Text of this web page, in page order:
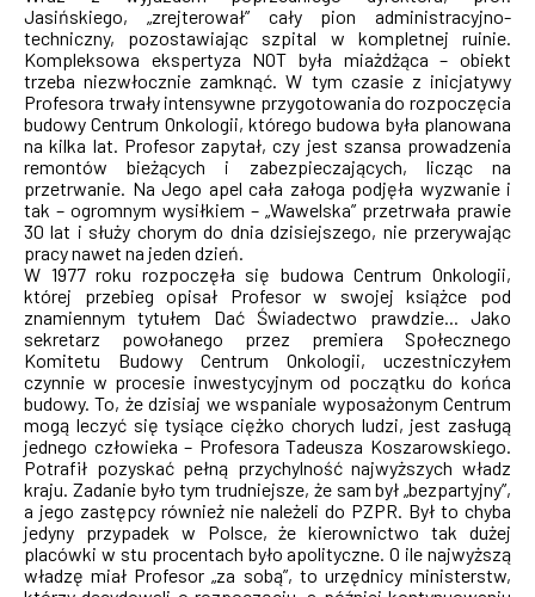
Jasińskiego, „zrejterował” cały pion administracyjno-
techniczny, pozostawiając szpital w kompletnej ruinie.
Kompleksowa ekspertyza NOT była miażdżąca – obiekt
trzeba niezwłocznie zamknąć. W tym czasie z inicjatywy
Profesora trwały intensywne przygotowania do rozpoczęcia
budowy Centrum Onkologii, którego budowa była planowana
na kilka lat. Profesor zapytał, czy jest szansa prowadzenia
remontów bieżących i zabezpieczających, licząc na
przetrwanie. Na Jego apel cała załoga podjęła wyzwanie i
tak – ogromnym wysiłkiem – „Wawelska” przetrwała prawie
30 lat i służy chorym do dnia dzisiejszego, nie przerywając
pracy nawet na jeden dzień.
W 1977 roku rozpoczęła się budowa Centrum Onkologii,
której przebieg opisał Profesor w swojej książce pod
znamiennym tytułem Dać Świadectwo prawdzie... Jako
sekretarz powołanego przez premiera Społecznego
Komitetu Budowy Centrum Onkologii, uczestniczyłem
czynnie w procesie inwestycyjnym od początku do końca
budowy. To, że dzisiaj we wspaniale wyposażonym Centrum
mogą leczyć się tysiące ciężko chorych ludzi, jest zasługą
jednego człowieka – Profesora Tadeusza Koszarowskiego.
Potrafił pozyskać pełną przychylność najwyższych władz
kraju. Zadanie było tym trudniejsze, że sam był „bezpartyjny”,
a jego zastępcy również nie należeli do PZPR. Był to chyba
jedyny przypadek w Polsce, że kierownictwo tak dużej
placówki w stu procentach było apolityczne. O ile najwyższą
władzę miał Profesor „za sobą”, to urzędnicy ministerstw,